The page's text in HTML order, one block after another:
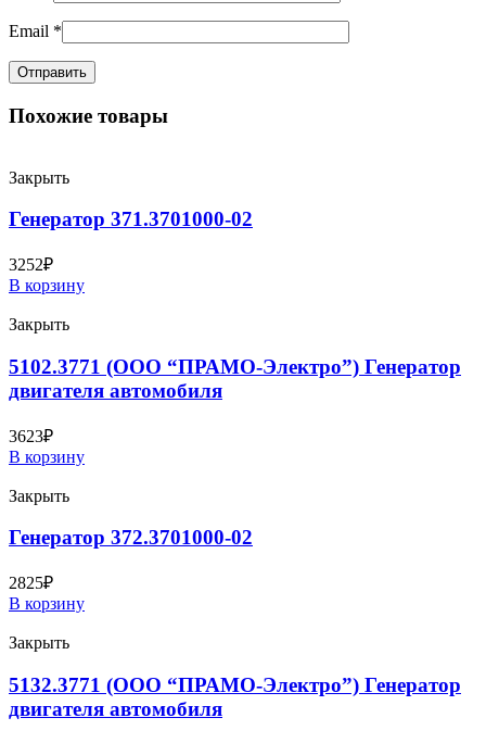
Email *
Похожие товары
Закрыть
Генератор 371.3701000-02
3252₽
В корзину
Закрыть
5102.3771 (ООО “ПРАМО-Электро”) Генератор
двигателя автомобиля
3623₽
В корзину
Закрыть
Генератор 372.3701000-02
2825₽
В корзину
Закрыть
5132.3771 (ООО “ПРАМО-Электро”) Генератор
двигателя автомобиля